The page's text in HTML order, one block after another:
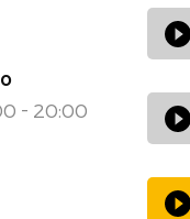
- 20:00